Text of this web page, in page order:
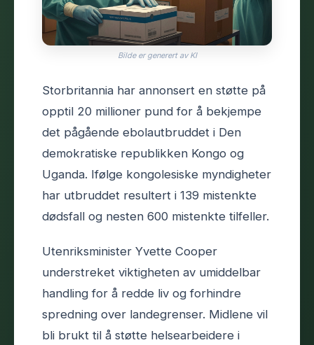
Bilde er generert av KI
Storbritannia har annonsert en støtte på
opptil 20 millioner pund for å bekjempe
det pågående ebolautbruddet i Den
demokratiske republikken Kongo og
Uganda. Ifølge kongolesiske myndigheter
har utbruddet resultert i 139 mistenkte
dødsfall og nesten 600 mistenkte tilfeller.
Utenriksminister Yvette Cooper
understreket viktigheten av umiddelbar
handling for å redde liv og forhindre
spredning over landegrenser. Midlene vil
bli brukt til å støtte helsearbeidere i